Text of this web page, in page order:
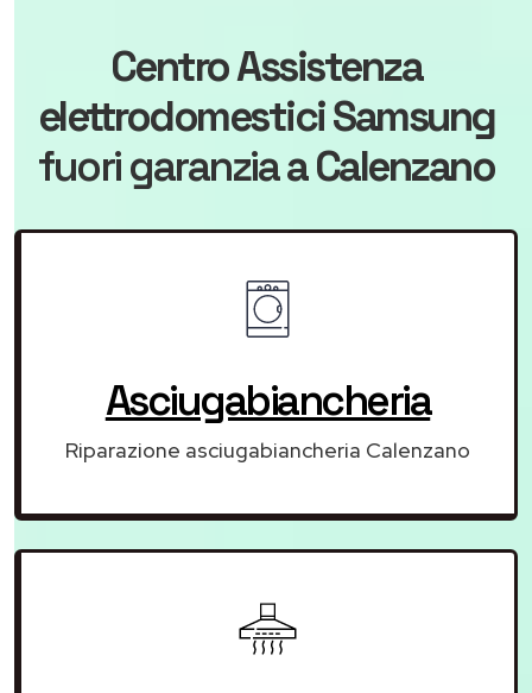
Centro Assistenza
elettrodomestici Samsung
fuori garanziaa Calenzano
Asciugabiancheria
Riparazione asciugabiancheria Calenzano